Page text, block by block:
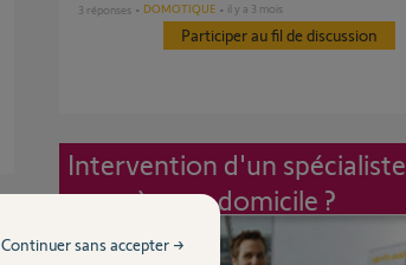
3 réponses DOMOTIQUE il y a 3 mois
Participer au fil de discussion
Intervention d'un spécialiste
à mon domicile ?
Continuer sans accepter →